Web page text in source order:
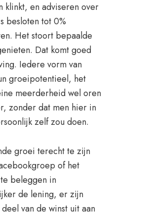
klinkt, en adviseren over
besloten tot 0%
Het stoort bepaalde
Dat komt goed
Iedere vorm van
groeipotentieel, het
meerderheid wel oren
zonder dat men hier in
zelf zou doen.
groei terecht te zijn
of het
beleggen in
de lening, er zijn
van de winst uit aan